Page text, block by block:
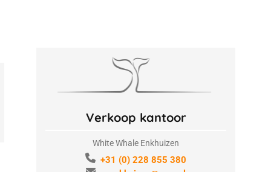
Verkoop kantoor
White Whale Enkhuizen
+31 (0) 228 855 380